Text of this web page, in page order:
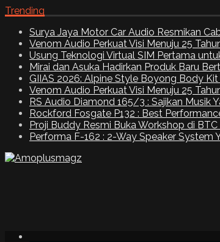
Trending
Surya Jaya Motor Car Audio Resmikan
Venom Audio Perkuat Visi Menuju 25
Usung Teknologi Virtual SIM Pertama
Mirai dan Asuka Hadirkan Produk Baru
GIIAS 2026: Alpine Style Boyong Body
Venom Audio Perkuat Visi Menuju 25
RS Audio Diamond 165/3 : Sajikan Musik
Rockford Fosgate P132 : Best
Proji Buddy Resmi Buka Workshop di
Performa F-162 : 2-Way Speaker System